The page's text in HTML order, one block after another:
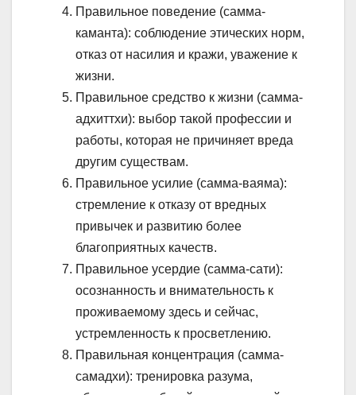
Правильное поведение (самма-
каманта): соблюдение этических норм,
отказ от насилия и кражи, уважение к
жизни.
Правильное средство к жизни (самма-
адхиттхи): выбор такой профессии и
работы, которая не причиняет вреда
другим существам.
Правильное усилие (самма-ваяма):
стремление к отказу от вредных
привычек и развитию более
благоприятных качеств.
Правильное усердие (самма-сати):
осознанность и внимательность к
проживаемому здесь и сейчас,
устремленность к просветлению.
Правильная концентрация (самма-
самадхи): тренировка разума,